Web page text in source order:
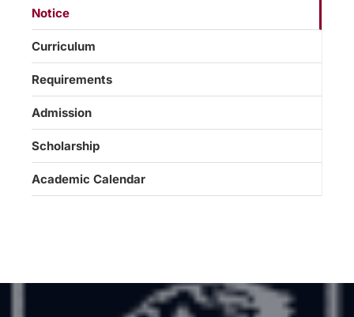
Notice
Curriculum
Requirements
Admission
Scholarship
Academic Calendar